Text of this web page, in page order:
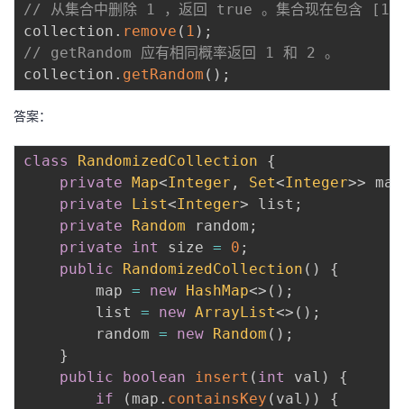
验收
藏
// 从集合中删除 1 ，返回 true 。集合现在包含
collection . remove ( 1 ) ;
// getRandom 应有相同概率返回 1 和 2 。
collection . getRandom ( ) ;
答案：
class RandomizedCollection
{
private
Map<Integer , Set<Integer>> map
private
List<Integer> list ;
private
Random random ;
private
int size = 0 ;
public
RandomizedCollection ( )
{
        map
= new HashMap<> ( ) ;
        list
= new ArrayList<> ( ) ;
        random
= new Random ( ) ;
}
public
boolean insert ( int val )
{
if
( map . containsKey ( val ) )
{